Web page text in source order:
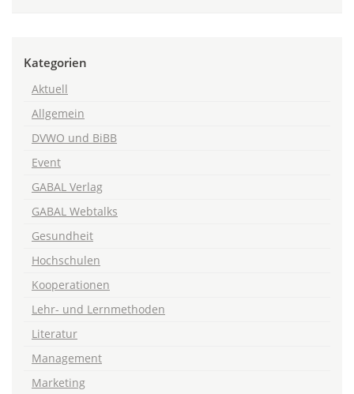
Kategorien
Aktuell
Allgemein
DVWO und BiBB
Event
GABAL Verlag
GABAL Webtalks
Gesundheit
Hochschulen
Kooperationen
Lehr- und Lernmethoden
Literatur
Management
Marketing